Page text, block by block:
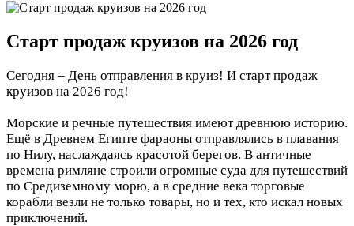
Старт продаж круизов на 2026 год
Сегодня – День отправления в круиз! И старт продаж
круизов на 2026 год!
Морские и речные путешествия имеют древнюю историю.
Ещё в Древнем Египте фараоны отправлялись в плавания
по Нилу, наслаждаясь красотой берегов. В античные
времена римляне строили огромные суда для путешествий
по Средиземному морю, а в средние века торговые
корабли везли не только товары, но и тех, кто искал новых
приключений.